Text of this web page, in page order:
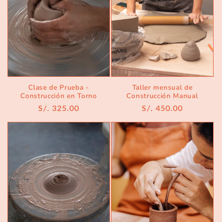
Clase de Prueba -
Construcción en Torno
Regular
price
S/. 325.00
Taller mensual de
Construcción Manual
Regular
price
S/. 450.00